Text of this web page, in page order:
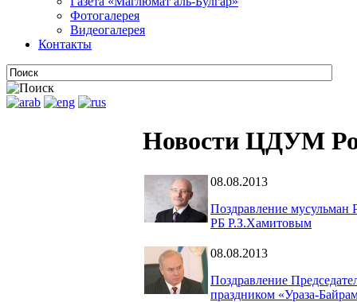
Фотогалерея
Видеогалерея
Контакты
Новости ЦДУМ
08.08.2013
Поздравление мусульман
РБ Р.З.Хамитовым
08.08.2013
Поздравление
праздником «Ураза-